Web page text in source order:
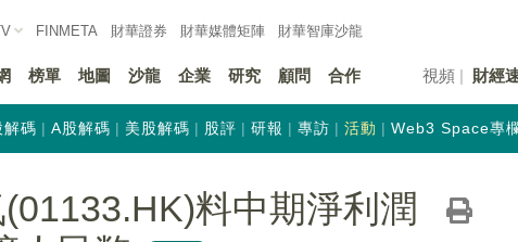
FINMETA 財華證券 財華媒體矩陣 財華智庫沙龍
榜單 地圖 沙龍 企業 研究 顧問 合作 視頻 財經
解碼 A股解碼 美股解碼 股評 研報 專訪 活動 Web3 Space專
(01133.HK)料中期淨利潤